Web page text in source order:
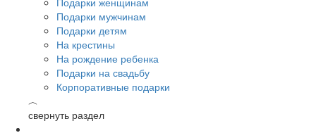
Подарки мужчинам
Подарки детям
На крестины
На рождение ребенка
Подарки на свадьбу
Корпоративные подарки
︿
свернуть раздел